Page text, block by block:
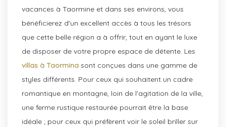
vacances à Taormine et dans ses environs, vous
bénéficierez d'un excellent accès à tous les trésors
que cette belle région a à offrir, tout en ayant le luxe
de disposer de votre propre espace de détente. Les
villas à Taorminasont conçues dans une gamme de
styles différents. Pour ceux qui souhaitent un cadre
romantique en montagne, loin de l'agitation de la ville,
une ferme rustique restaurée pourrait être la base
idéale ; pour ceux qui préfèrent voir le soleil briller sur